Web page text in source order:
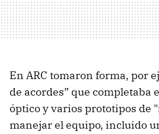
En ARC tomaron forma, por
de acordes” que completaba
óptico y varios prototipos de
manejar el equipo, incluido